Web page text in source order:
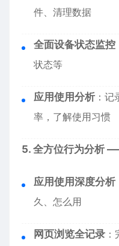
件、清理数据
全面设备状态监控
状态等
应用使用分析 ：
率，了解使用习惯
5. 全方位行为分析
应用使用深度分析
久、怎么用
网页浏览全记录